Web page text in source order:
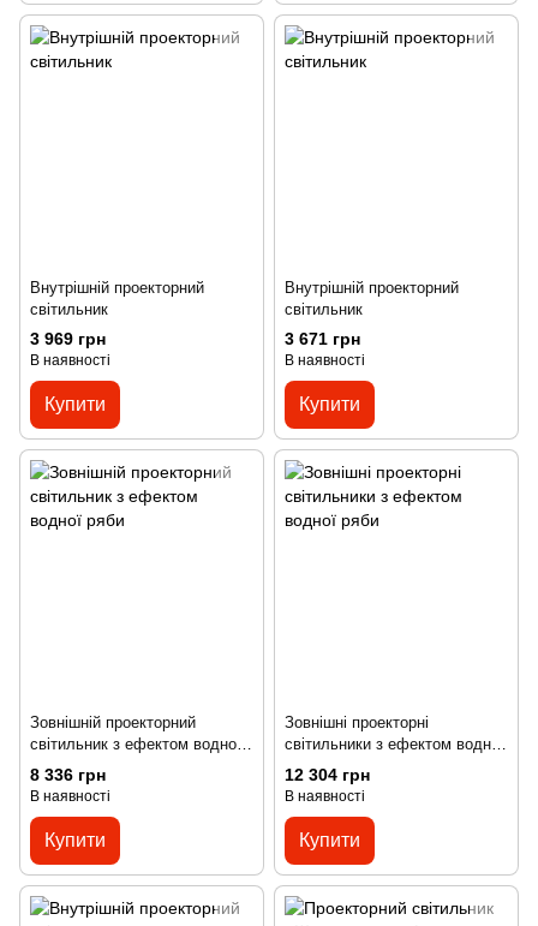
Внутрішній проекторний
світильник
3 969 грн
В наявності
Купити
Внутрішній проекторний
світильник
3 671 грн
В наявності
Купити
Зовнішній проекторний
світильник з ефектом водної
ряби
8 336 грн
В наявності
Купити
Зовнішні проекторні
світильники з ефектом водної
ряби
12 304 грн
В наявності
Купити